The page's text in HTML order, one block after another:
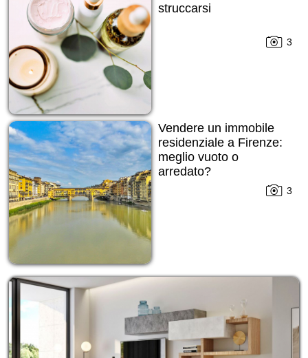
struccarsi
3
Vendere un immobile
residenziale a Firenze:
meglio vuoto o
arredato?
3